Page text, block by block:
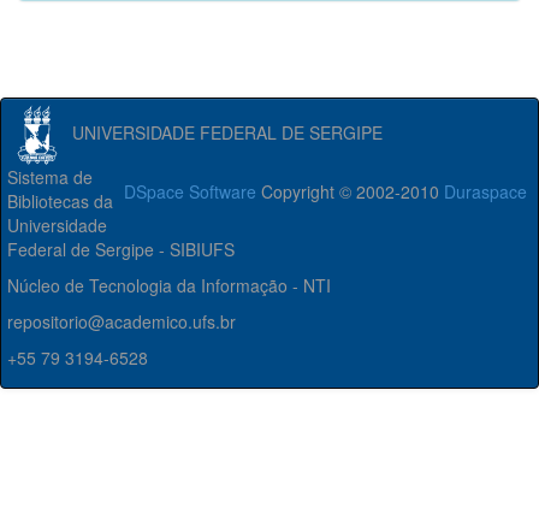
UNIVERSIDADE FEDERAL DE SERGIPE
DSpace Software Copyright © 2002-2010 Duraspace
Sistema de
Bibliotecas da
Universidade
Federal de Sergipe - SIBIUFS
Núcleo de Tecnologia da Informação - NTI
repositorio@academico.ufs.br
+55 79 3194-6528